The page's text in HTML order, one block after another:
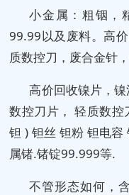
小金属：粗铟，
99.99以及废料。高
质数控刀，废合金针
高价回收镍片，
数控刀片， 轻质数
钽 ) 钽丝 钽粉 钽电
属锗.锗锭99.999等.
不管形态如何，